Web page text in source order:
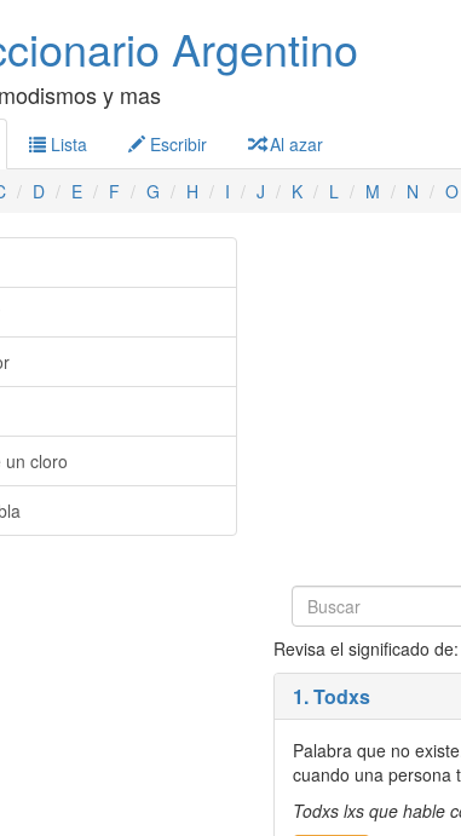
Argentino
y mas
Lista Escribir
Al azar
D E F G H I J K L M N O
Revisa el significado de:
1. Todxs
Palabra que no
cuando una persona
Todxs lxs que hable
un cloro